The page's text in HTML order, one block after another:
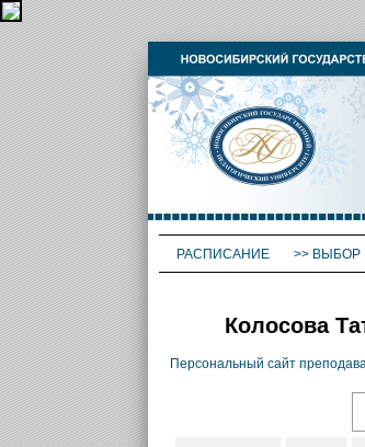
РАСПИСАНИЕ >> ВЫБОР
Колосова
Персональный сайт